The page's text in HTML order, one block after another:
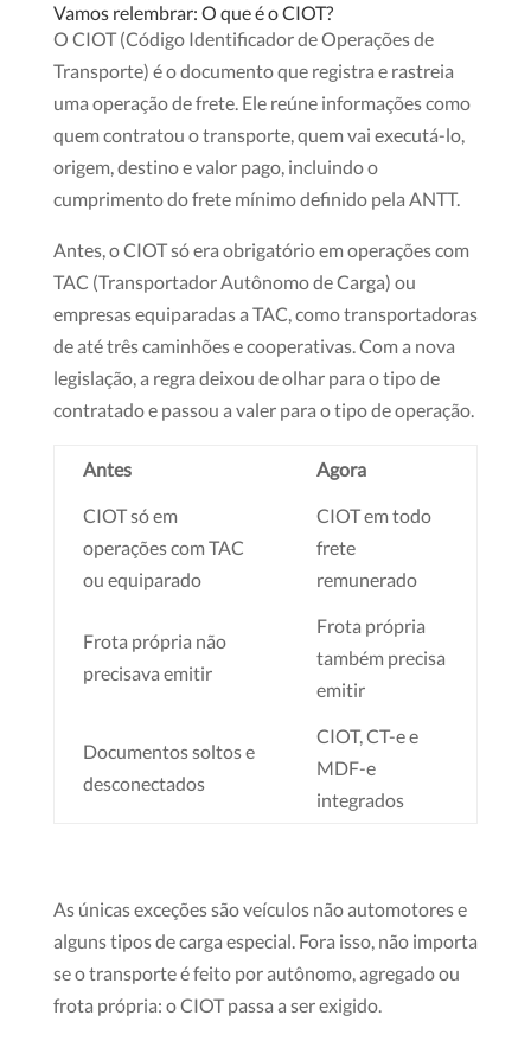
Vamos relembrar: O que é o CIOT?
O CIOT (Código Identificador de Operações de
Transporte) é o documento que registra e rastreia
uma operação de frete. Ele reúne informações como
quem contratou o transporte, quem vai executá-lo,
origem, destino e valor pago, incluindo o
cumprimento do frete mínimo definido pela ANTT.
Antes, o CIOT só era obrigatório em operações com
TAC (Transportador Autônomo de Carga) ou
empresas equiparadas a TAC, como transportadoras
de até três caminhões e cooperativas. Com a nova
legislação, a regra deixou de olhar para o tipo de
contratado e passou a valer para o tipo de operação.
Antes Agora
CIOT só em
operações com TAC
ou equiparado
CIOT em todo
frete
remunerado
Frota própria não
precisava emitir
Frota própria
também precisa
emitir
Documentos soltos e
desconectados
CIOT, CT-e e
MDF-e
integrados
As únicas exceções são veículos não automotores e
alguns tipos de carga especial. Fora isso, não importa
se o transporte é feito por autônomo, agregado ou
frota própria: o CIOT passa a serexigido.